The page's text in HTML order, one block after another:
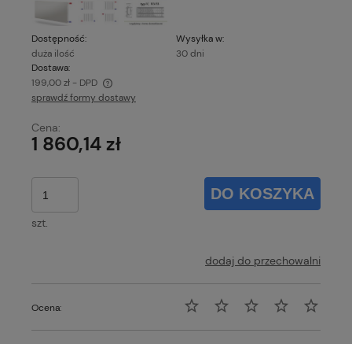
Dostępność:
duża ilość
Wysyłka w:
30 dni
Dostawa:
199,00 zł - DPD
Cena nie zawiera ewentualnych kosztów płatności
sprawdź formy dostawy
Cena:
1 860,14 zł
szt.
DO KOSZYKA
dodaj do przechowalni
Ocena: